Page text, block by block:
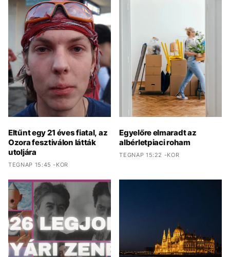
Eltűnt egy 21 éves fiatal, az
Ozora fesztiválon látták
utoljára
TEGNAP 15:45 -KOR
Egyelőre elmaradt az
albérletpiaci roham
TEGNAP 15:22 -KOR